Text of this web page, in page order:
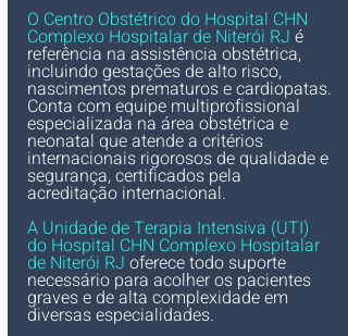
O Centro Obstétrico do Hospital CHN
Complexo Hospitalar de Niterói RJ é
referência na assistência obstétrica,
incluindo gestações de alto risco,
nascimentos prematuros e cardiopatas.
Conta com equipe multiprofissional
especializada na área obstétrica e
neonatal que atende a critérios
internacionais rigorosos de qualidade e
segurança, certificados pela
acreditação internacional.
​​​​​​​​​​​​​A Unidade de Terapia Intensiva (UTI)
do Hospital CHN Complexo Hospitalar
de Niterói RJ oferece todo suporte
necessário para acolher os pacientes
graves e de alta complexidade em
diversas especialidades.